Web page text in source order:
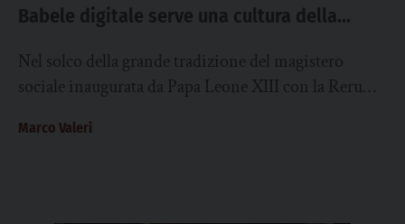
Babele digitale serve una cultura della
Nel solco della grande tradizione del magistero
sociale inaugurata da Papa Leone XIII con la Rerum
Papa...
Marco Valeri